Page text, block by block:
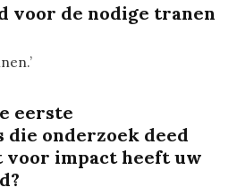
voor de nodige tranen
eerste
die onderzoek deed
voor impact heeft uw
gehad?